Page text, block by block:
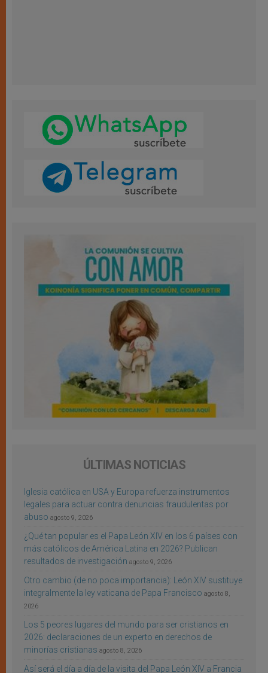
ÚLTIMAS NOTICIAS
Iglesia católica en USA y Europa refuerza instrumentos
legales para actuar contra denuncias fraudulentas por
abuso agosto 9, 2026
¿Qué tan popular es el Papa León XIV en los 6 países con
más católicos de América Latina en 2026? Publican
resultados de investigación agosto 9, 2026
Otro cambio (de no poca importancia): León XIV sustituye
integralmente la ley vaticana de Papa Francisco agosto 8,
2026
Los 5 peores lugares del mundo para ser cristianos en
2026: declaraciones de un experto en derechos de
minorías cristianas agosto 8, 2026
Así será el día a día de la visita del Papa León XIV a Francia